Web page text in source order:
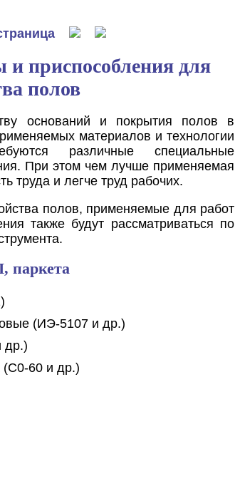
приспособления для
полов
оснований и покрытия полов в
материалов и технологии
различные специальные
При этом чем лучше применяемая
труда и легче труд рабочих.
полов, применяемые для работ
также будут рассматриваться по
паркета
(ИЭ-5107 и др.)
др.)
60 и др.)